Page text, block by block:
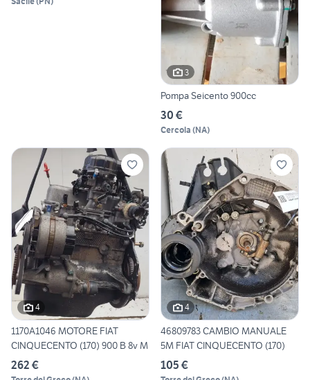
3
Pompa Seicento 900cc
30 €
Cercola (NA)
4
1170A1046 MOTORE FIAT
CINQUECENTO (170) 900 B 8v M
262 €
4
46809783 CAMBIO MANUALE
5M FIAT CINQUECENTO (170)
105 €